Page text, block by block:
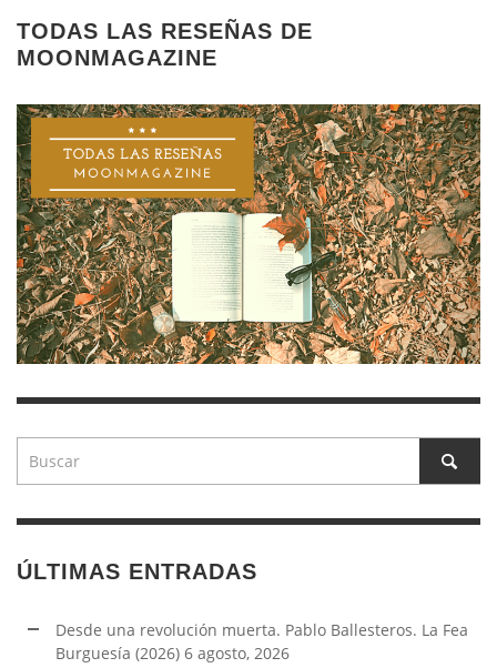
TODAS LAS RESEÑAS DE
MOONMAGAZINE
ÚLTIMAS ENTRADAS
Desde una revolución muerta. Pablo Ballesteros. La Fea
Burguesía (2026) 6 agosto, 2026